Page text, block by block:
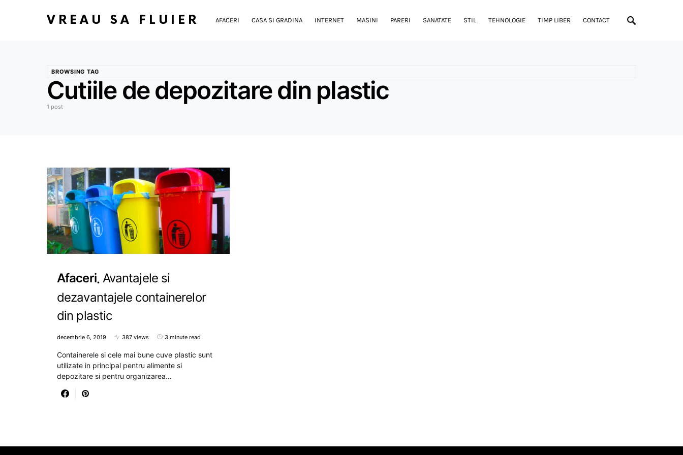
VREAU SA FLUIER AFACERI CASA SI GRADINA INTERNET MASINI PARERI SANATATE STIL TEHNOLOGIE TIMP LIBER CONTACT
BROWSING TAG
Cutiile de depozitare din plastic
1 post
Afaceri Avantajele si
dezavantajele containerelor
din plastic
decembrie 6, 2019 387 views 3 minute read
Containerele si cele mai bune cuve plastic sunt
utilizate in principal pentru alimente si
depozitare si pentru organizarea…